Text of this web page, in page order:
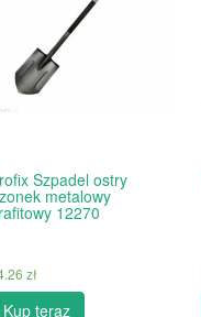
Szpadel ostry
metalowy
12270
zł
Kup teraz